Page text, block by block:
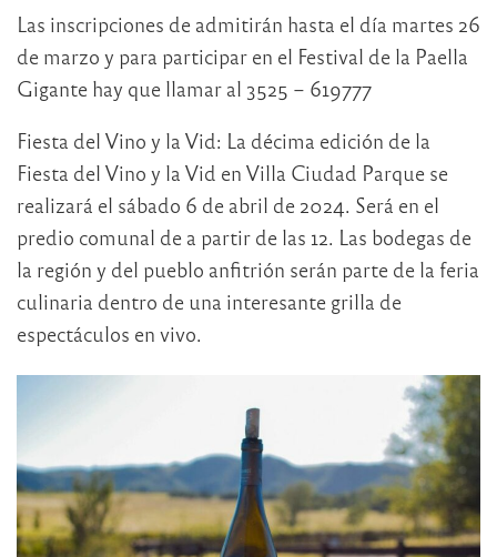
Las inscripciones de admitirán hasta el día martes 26
de marzo y para participar en el Festival de la Paella
Gigante hay que llamar al 3525 – 619777
Fiesta del Vino y la Vid: La décima edición de la
Fiesta del Vino y la Vid en Villa Ciudad Parque se
realizará el sábado 6 de abril de 2024. Será en el
predio comunal de a partir de las 12. Las bodegas de
la región y del pueblo anfitrión serán parte de la feria
culinaria dentro de una interesante grilla de
espectáculos en vivo.